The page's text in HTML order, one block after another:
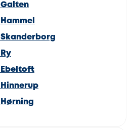
Galten
Hammel
Skanderborg
Ry
Ebeltoft
Hinnerup
Hørning